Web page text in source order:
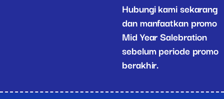
Hubungi kami sekarang
dan manfaatkan promo
Mid Year Salebration
sebelum periode promo
berakhir.